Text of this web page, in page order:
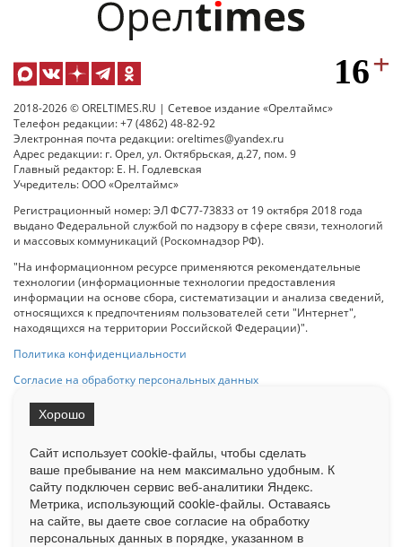
2018-2026 © ORELTIMES.RU | Сетевое издание «Орелтаймс»
Телефон редакции: +7 (4862) 48-82-92
Электронная почта редакции: oreltimes@yandex.ru
Адрес редакции: г. Орел, ул. Октябрьская, д.27, пом. 9
Главный редактор: Е. Н. Годлевская
Учредитель: ООО «Орелтаймс»
Регистрационный номер: ЭЛ ФС77-73833 от 19 октября 2018 года
выдано Федеральной службой по надзору в сфере связи, технологий
и массовых коммуникаций (Роскомнадзор РФ).
"На информационном ресурсе применяются рекомендательные
технологии (информационные технологии предоставления
информации на основе сбора, систематизации и анализа сведений,
относящихся к предпочтениям пользователей сети "Интернет",
находящихся на территории Российской Федерации)".
Политика конфиденциальности
Согласие на обработку персональных данных
на Сетевое издание «ОрелТаймс» обязательна.
Ограниченная статистика посещаемости доступна на сайте
Liveinternet.ru . Подробная статистика для рекламодателей по запросу
у менеджера.
Сайт использует cookie-файлы, чтобы сделать
ваше пребывание на нем максимально удобным. К
cайту подключен сервис веб-аналитики Яндекс.
Метрика, использующий cookie-файлы. Оставаясь
на сайте, вы даете свое согласие на обработку
персональных данных в порядке, указанном в
Хорошо